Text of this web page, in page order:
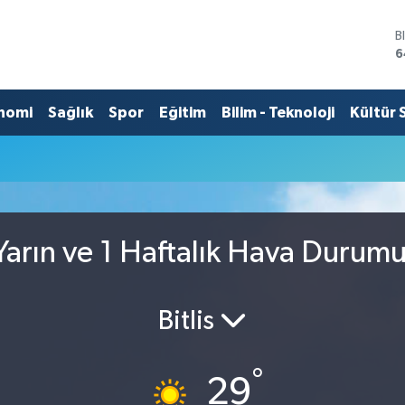
Sağlık Spor Eğitim Bilim - Teknoloji Kültür
ve 1 Haftalık Hava
Bitlis
29°